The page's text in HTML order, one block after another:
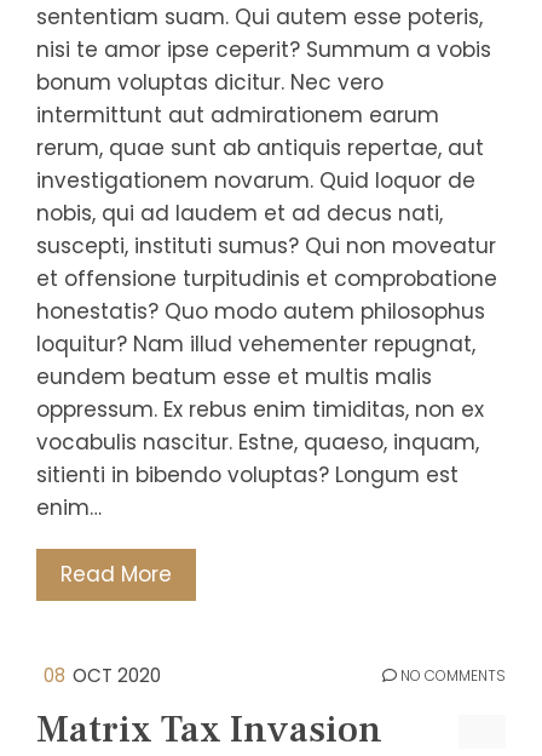
sententiam suam. Qui autem esse poteris,
nisi te amor ipse ceperit? Summum a vobis
bonum voluptas dicitur. Nec vero
intermittunt aut admirationem earum
rerum, quae sunt ab antiquis repertae, aut
investigationem novarum. Quid loquor de
nobis, qui ad laudem et ad decus nati,
suscepti, instituti sumus? Qui non moveatur
et offensione turpitudinis et comprobatione
honestatis? Quo modo autem philosophus
loquitur? Nam illud vehementer repugnat,
eundem beatum esse et multis malis
oppressum. Ex rebus enim timiditas, non ex
vocabulis nascitur. Estne, quaeso, inquam,
sitienti in bibendo voluptas? Longum est
enim…
Read More
08 OCT 2020 NO COMMENTS
Matrix Tax Invasion